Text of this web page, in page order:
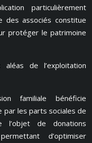
particulièrement
des associés constitue
protéger le patrimoine
de l’exploitation
familiale bénéficie
les parts sociales de
l’objet de donations
d’optimiser